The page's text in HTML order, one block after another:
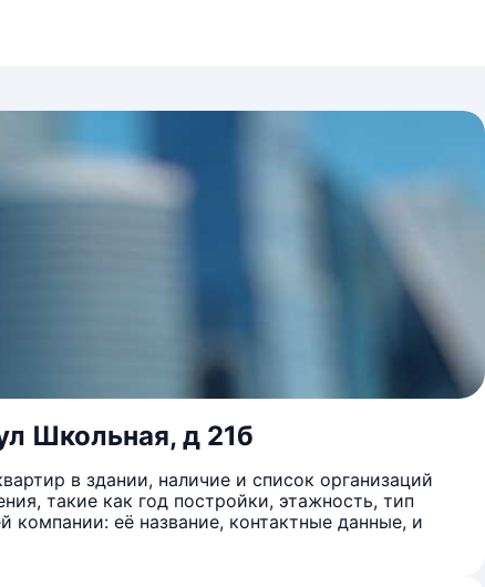
Школьная, д 21б
в здании, наличие и список организаций
такие как год постройки, этажность, тип
её название, контактные данные, и